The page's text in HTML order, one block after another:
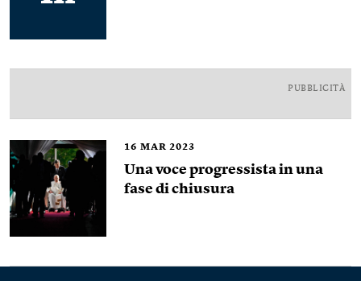
PUBBLICITÀ
16 MAR 2023
Una voce progressista in una
fase di chiusura